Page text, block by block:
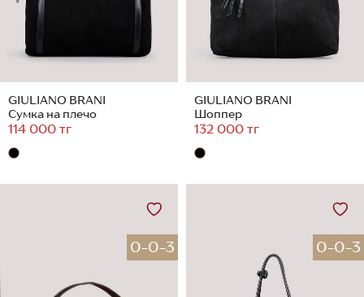
GIULIANO BRANI
Сумка на плечо
114 000 тг
GIULIANO BRANI
Шоппер
132 000 тг
0-0-3 0-0-3